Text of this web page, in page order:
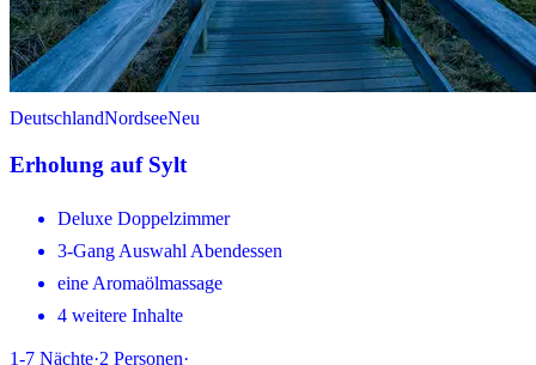
DeutschlandNordseeNeu
Erholung auf Sylt
Deluxe Doppelzimmer
3-Gang Auswahl Abendessen
eine Aromaölmassage
4 weitere Inhalte
1-7 Nächte·2 Personen·